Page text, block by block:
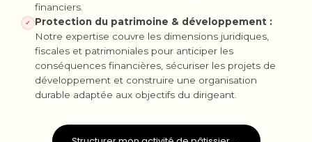
financiers.
✓
Protection du patrimoine & développement :
Notre expertise couvre les dimensions juridiques,
fiscales et patrimoniales pour anticiper les
conséquences financières, sécuriser les projets de
développement et construire une organisation
durable adaptée aux objectifs du dirigeant.